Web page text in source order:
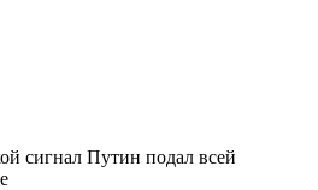
сигнал Путин подал всей